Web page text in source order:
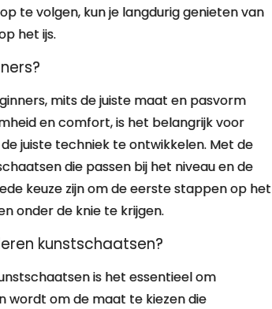
te volgen, kun je langdurig genieten van
het ijs.
mits de juiste maat en pasvorm
en comfort, is het belangrijk voor
juiste techniek te ontwikkelen. Met de
die passen bij het niveau en de
keuze zijn om de eerste stappen op het
onder de knie te krijgen.
kunstschaatsen?
is het essentieel om
wordt om de maat te kiezen die